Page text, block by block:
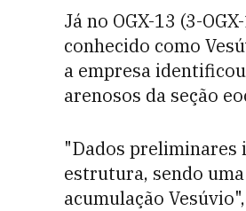
Já no OGX-13 (3-
conhecido como
a empresa
arenosos da seção
"Dados preliminares
estrutura, sendo
acumulação